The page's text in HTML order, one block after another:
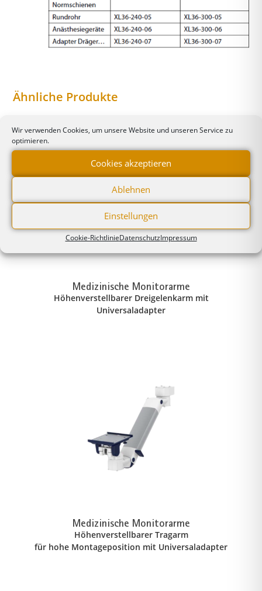
Wir verwenden Cookies, um unsere Website und unseren Service zu
optimieren.
Cookies akzeptieren
Ablehnen
Einstellungen
Cookie-RichtlinieDatenschutzImpressum
Ähnliche Produkte
Medizinische Monitorarme
Höhenverstellbarer Dreigelenkarm mit
Universaladapter
Medizinische Monitorarme
Höhenverstellbarer Tragarm
für hohe Montageposition mit Universaladapter